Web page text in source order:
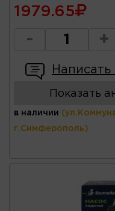
1979.65
- +
Написать
Показать
в наличии
г.Симферополь)